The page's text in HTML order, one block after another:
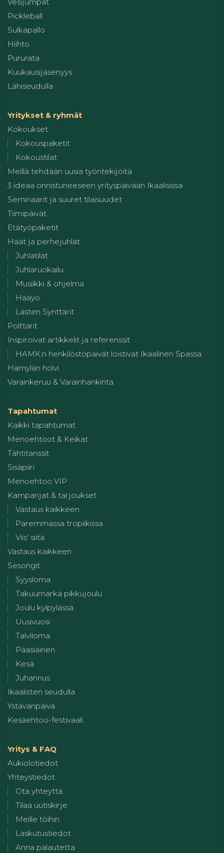
Pickleball
Sulkapallo
Hiihto
Pururata
Kuukausijäsenyys
Lähiseudulla
Yritykset & ryhmät
Kokoukset
Kokouspaketit
Kokoustilat
Meillä tehdään uusia työntekijöitä
3 ideaa onnistuneeseen yrityspäivään Ikaalisissa
Seminaarit ja suuret tilaisuudet
Tiimipäivät
Etätyöpaketit
Häät ja perhejuhlat
Juhlatilat
Juhlaruokailu
Musiikki & ohjelma
Hääyö
Lasten Synttärit
Polttarit
Inspiroivat artikkelit ja referenssit
HAMK:n henkilöstöpäivät loistivat Ikaalinen Spassa
Hämylän holvi
Varainkeruu & Varainhankinta
Tapahtumat
Kaikki tapahtumat
Menoehtoot & Keikat
Tähtitanssit
Sisäpiiri
Menoehtoo VIP
Kampanjat & tarjoukset
Vastaus kaikkeen
Paremmassa tropiikissa
Viis' siitä
Vastaus kaikkeen
Sesongit
Syysloma
Takuumärkä pikkujoulu
Joulu kylpylässä
Uusivuosi
Talviloma
Pääsiäinen
Kesä
Juhannus
Ikaalisten seudulla
Ystävänpäivä
Kesäehtoo-festivaali
Yritys & FAQ
Aukiolotiedot
Yhteystiedot
Ota yhteyttä
Tilaa uutiskirje
Meille töihin
Laskutustiedot
Anna palautetta